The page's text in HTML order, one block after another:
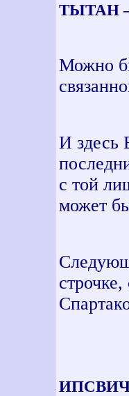
ТЫТАН
Можно
И здесь
с той
может
ИПСВИЧ